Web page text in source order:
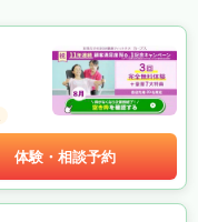
体験・相談予約